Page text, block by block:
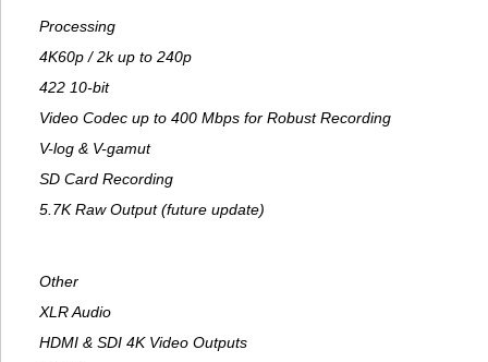
Processing
4K60p / 2k up to 240p
422 10-bit
Video Codec up to 400 Mbps for Robust Recording
V-log & V-gamut
SD Card Recording
5.7K Raw Output (future update)
Other​
XLR Audio
HDMI & SDI 4K Video Outputs